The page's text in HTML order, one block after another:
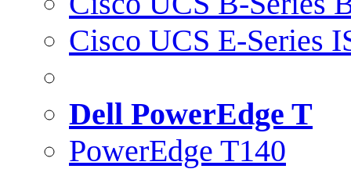
Cisco UCS E-Series
Dell PowerEdge T
PowerEdge T140